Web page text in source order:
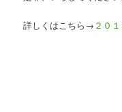
詳しくはこちら→ ２０